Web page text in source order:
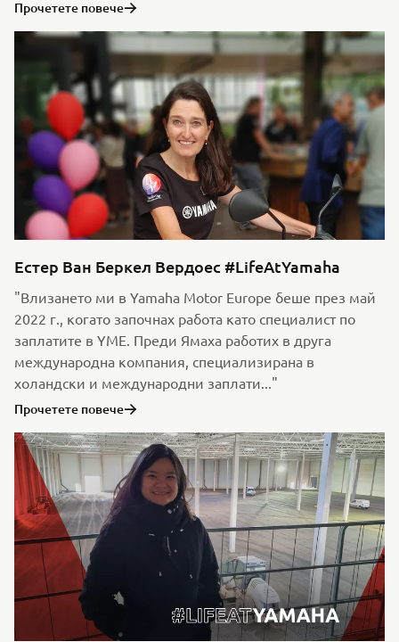
Прочетете повече
Естер Ван Беркел Вердоес #LifeAtYamaha
"Влизането ми в Yamaha Motor Europe беше през май
2022 г., когато започнах работа като специалист по
заплатите в YME. Преди Ямаха работих в друга
международна компания, специализирана в
холандски и международни заплати..."
Прочетете повече